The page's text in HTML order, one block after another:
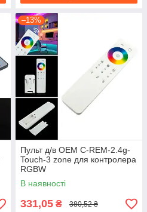
–13%
Пульт д/в OEM C-REM-2.4g-
Touch-3 zone для контролера
RGBW
В наявності
331,05 ₴ 380,52 ₴